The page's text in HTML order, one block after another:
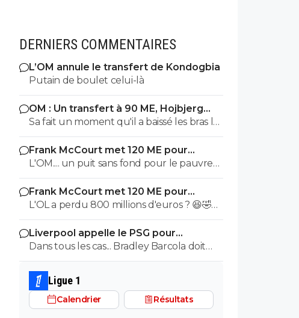
DERNIERS COMMENTAIRES
L’OM annule le transfert de Kondogbia
Putain de boulet celui-là
OM : Un transfert à 90 ME, Hojbjerg
s'en va
Sa fait un moment qu'il a baissé les bras la
première saison il etait top mais depuis
quelques match etait en dessus. Merci et
bon vent a lui pour le reste de sa carrière
...
Frank McCourt met 120 ME pour
sauver l’OM !
L'OM.... un puit sans fond pour le pauvre
Frank McCourt.
Frank McCourt met 120 ME pour
sauver l’OM !
L'OL a perdu 800 millions d'euros ? 😆🤣😂
Pourquoi pas un milliard tant que tu y es !
^^
Liverpool appelle le PSG pour
renoncer à Barcola
Dans tous les cas... Bradley Barcola doit
être très inquiet. Ce qui est vraiment
compréhensible lorsque l'on sait
comment le PSG a traiter Kylian Mbappé
lorsqu'il avait voulu quitter le PSG.
Ligue 1
Calendrier Résultats